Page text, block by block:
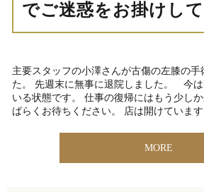
でご迷惑をお掛けして
主要スタッフの小澤さんが古傷の左膝の手
た。 先週末に無事に退院しました。 今
いる状態です。 仕事の復帰にはもう少し
ばらくお待ちください。 店は開けていま
MORE